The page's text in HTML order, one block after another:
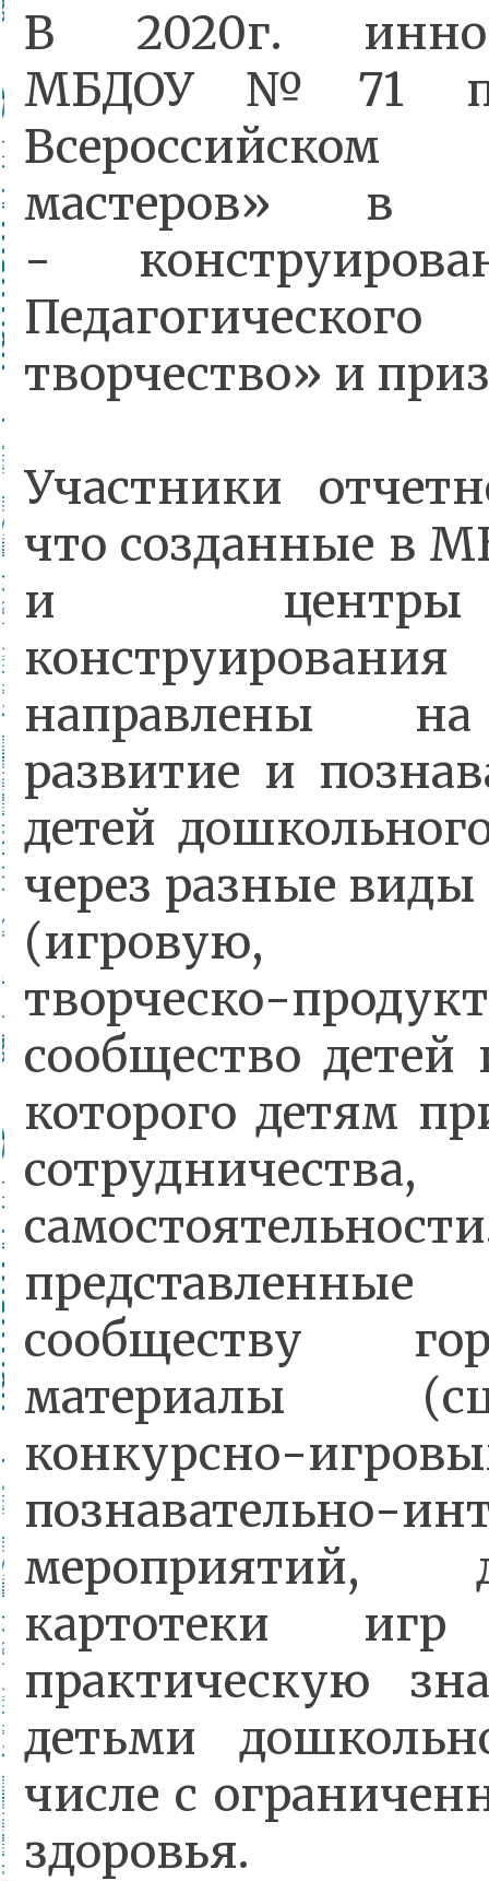
В 2020г.
МБДОУ№71
мастеров» в
-
творчество» и
Участники
что созданные в
и центры
направлены на
развитие и
детей
через разные виды
(игровую,
творческо-
сообщество
которого детям
сообществу
материалы
конкурсно-
познавательно-
мероприятий,
картотеки
практическую
детьми
числе с
здоровья.